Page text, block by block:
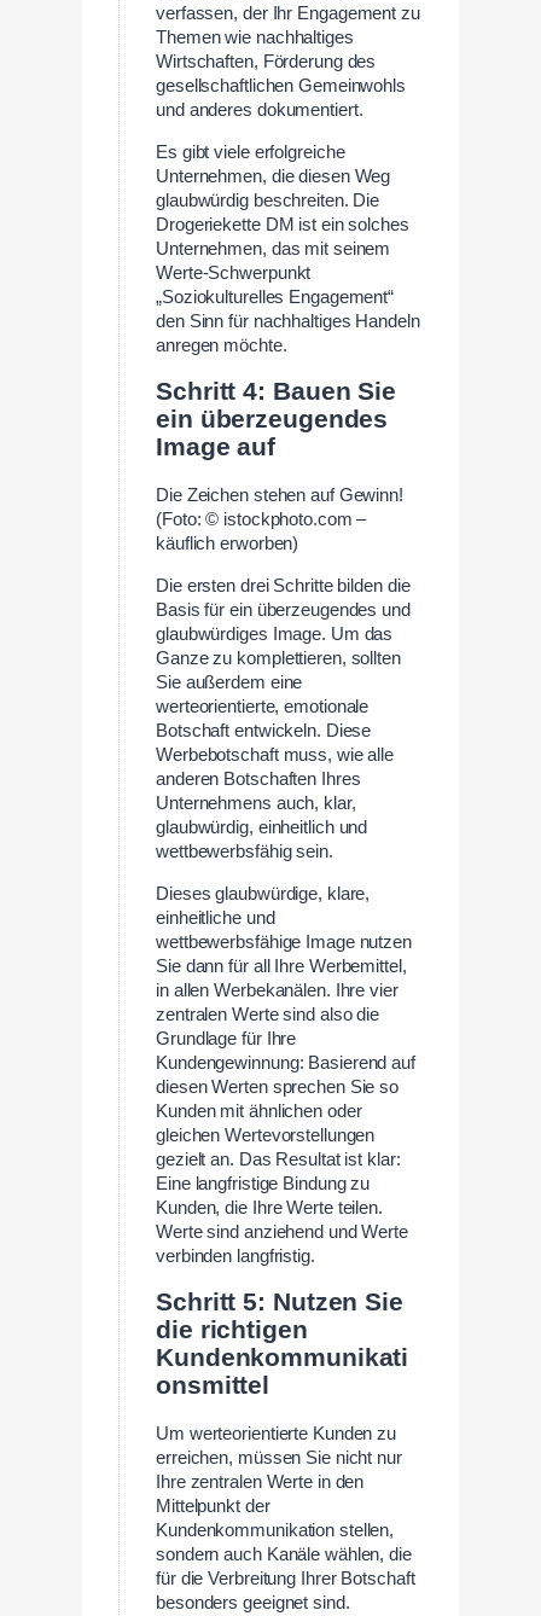
verfassen, der Ihr Engagement zu
Themen wie nachhaltiges
Wirtschaften, Förderung des
gesellschaftlichen Gemeinwohls
und anderes dokumentiert.
Es gibt viele erfolgreiche
Unternehmen, die diesen Weg
glaubwürdig beschreiten. Die
Drogeriekette DM ist ein solches
Unternehmen, das mit seinem
Werte-Schwerpunkt
„Soziokulturelles Engagement“
den Sinn für nachhaltiges Handeln
anregen möchte.
Schritt 4: Bauen Sie
ein überzeugendes
Image auf
Die Zeichen stehen auf Gewinn!
(Foto: © istockphoto.com –
käuflich erworben)
Die ersten drei Schritte bilden die
Basis für ein überzeugendes und
glaubwürdiges Image. Um das
Ganze zu komplettieren, sollten
Sie außerdem eine
werteorientierte, emotionale
Botschaft entwickeln. Diese
Werbebotschaft muss, wie alle
anderen Botschaften Ihres
Unternehmens auch, klar,
glaubwürdig, einheitlich und
wettbewerbsfähig sein.
Dieses glaubwürdige, klare,
einheitliche und
wettbewerbsfähige Image nutzen
Sie dann für all Ihre Werbemittel,
in allen Werbekanälen. Ihre vier
zentralen Werte sind also die
Grundlage für Ihre
Kundengewinnung: Basierend auf
diesen Werten sprechen Sie so
Kunden mit ähnlichen oder
gleichen Wertevorstellungen
gezielt an. Das Resultat ist klar:
Eine langfristige Bindung zu
Kunden, die Ihre Werte teilen.
Werte sind anziehend und Werte
verbinden langfristig.
Schritt 5: Nutzen Sie
die richtigen
Kundenkommunikati
onsmittel
Um werteorientierte Kunden zu
erreichen, müssen Sie nicht nur
Ihre zentralen Werte in den
Mittelpunkt der
Kundenkommunikation stellen,
sondern auch Kanäle wählen, die
für die Verbreitung Ihrer Botschaft
besonders geeignet sind.